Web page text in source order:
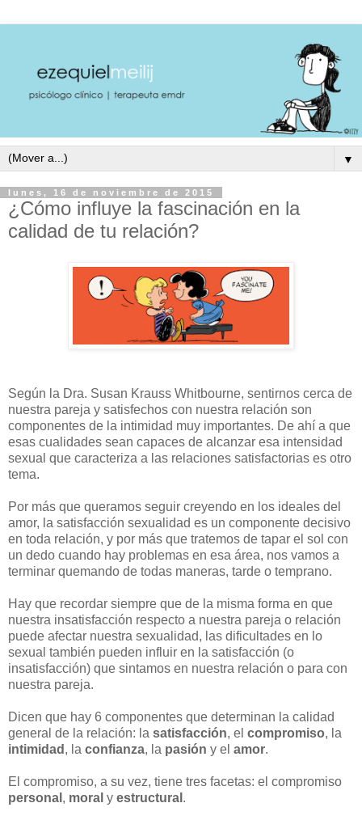
▼
lunes, 16 de noviembre de 2015
¿Cómo influye la fascinación en la
calidad de tu relación?
Según la Dra. Susan Krauss Whitbourne, sentirnos cerca de
nuestra pareja y satisfechos con nuestra relación son
componentes de la intimidad muy importantes. De ahí a que
esas cualidades sean capaces de alcanzar esa intensidad
sexual que caracteriza a las relaciones satisfactorias es otro
tema.
Por más que queramos seguir creyendo en los ideales del
amor, la satisfacción sexualidad es un componente decisivo
en toda relación, y por más que tratemos de tapar el sol con
un dedo cuando hay problemas en esa área, nos vamos a
terminar quemando de todas maneras, tarde o temprano.
Hay que recordar siempre que de la misma forma en que
nuestra insatisfacción respecto a nuestra pareja o relación
puede afectar nuestra sexualidad, las dificultades en lo
sexual también pueden influir en la satisfacción (o
insatisfacción) que sintamos en nuestra relación o para con
nuestra pareja.
Dicen que hay 6 componentes que determinan la calidad
general de la relación: la satisfacción, el compromiso, la
intimidad , la confianza, la pasión y el amor.
El compromiso, a su vez, tiene tres facetas: el compromiso
personal , moral y estructural .